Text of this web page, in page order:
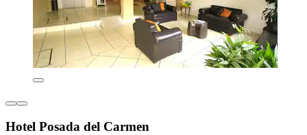
Hotel Posada del Carmen